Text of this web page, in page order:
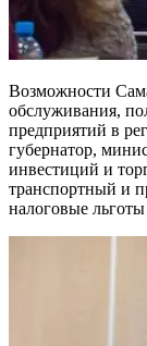
Возможности
обслуживания,
предприятий в
губернатор,
инвестиций и
транспортный и
налоговые